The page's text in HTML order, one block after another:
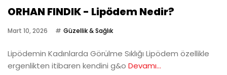
ORHAN FINDIK - Lipödem Nedir?
Mart 10, 2026 Güzellik & Sağlık
Lipödemin Kadınlarda Görülme Sıklığı Lipödem özellikle
ergenlikten itibaren kendini g&o Devamı...